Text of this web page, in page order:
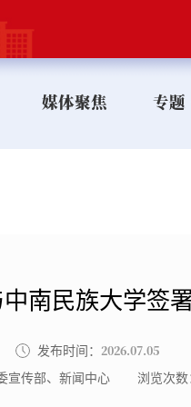
媒体聚焦 专
南民族大学签
发布时间： 2026.07.05
宣传部、新闻中心 浏览次数